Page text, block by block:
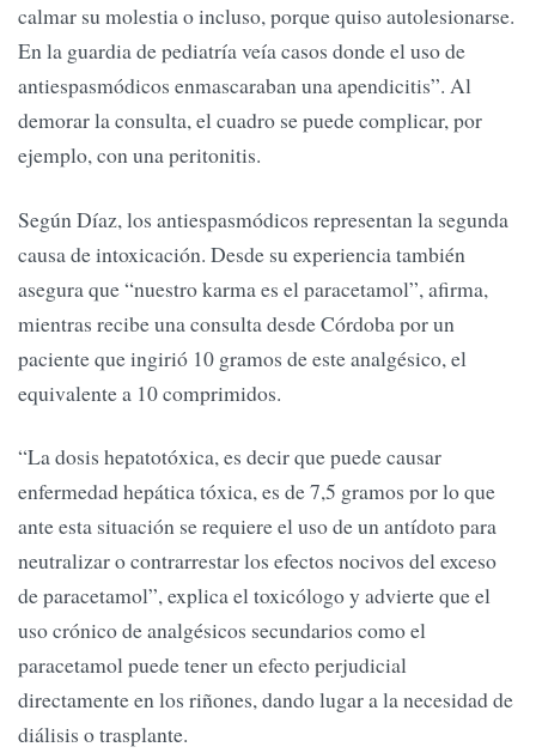
calmar su molestia o incluso, porque quiso autolesionarse.
En la guardia de pediatría veía casos donde el uso de
antiespasmódicos enmascaraban una apendicitis”. Al
demorar la consulta, el cuadro se puede complicar, por
ejemplo, con una peritonitis.
Según Díaz, los antiespasmódicos representan la segunda
causa de intoxicación. Desde su experiencia también
asegura que “nuestro karma es el paracetamol”, afirma,
mientras recibe una consulta desde Córdoba por un
paciente que ingirió 10 gramos de este analgésico, el
equivalente a 10 comprimidos.
“La dosis hepatotóxica, es decir que puede causar
enfermedad hepática tóxica, es de 7,5 gramos por lo que
ante esta situación se requiere el uso de un antídoto para
neutralizar o contrarrestar los efectos nocivos del exceso
de paracetamol”, explica el toxicólogo y advierte que el
uso crónico de analgésicos secundarios como el
paracetamol puede tener un efecto perjudicial
directamente en los riñones, dando lugar a la necesidad de
diálisis o trasplante.